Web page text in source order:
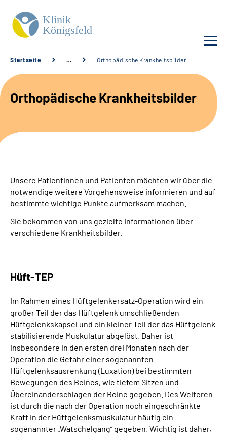
Unsere Klinik
Unsere Angebote
Service
Sozialdienste & Zuweisende
Suche
Startseite … Orthopädische Krankheitsbilder
Orthopädische Krankheitsbilder
Unsere Patientinnen und Patienten möchten wir über die
notwendige weitere Vorgehensweise informieren und auf
bestimmte wichtige Punkte aufmerksam machen.
Sie bekommen von uns gezielte Informationen über
verschiedene Krankheitsbilder.
Hüft-TEP
Im Rahmen eines Hüftgelenkersatz-Operation wird ein
großer Teil der das Hüftgelenk umschließenden
Hüftgelenkskapsel und ein kleiner Teil der das Hüftgelenk
stabilisierende Muskulatur abgelöst. Daher ist
insbesondere in den ersten drei Monaten nach der
Operation die Gefahr einer sogenannten
Hüftgelenksausrenkung (Luxation) bei bestimmten
Bewegungen des Beines, wie tiefem Sitzen und
Übereinanderschlagen der Beine gegeben. Des Weiteren
ist durch die nach der Operation noch eingeschränkte
Kraft in der Hüftgelenksmuskulatur häufig ein
sogenannter „Watschelgang“ gegeben. Wichtig ist daher,